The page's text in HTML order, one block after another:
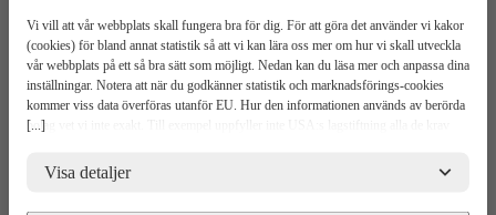
[...]
Vi vill att vår webbplats skall fungera bra för dig. För att göra det använder vi kakor
(cookies) för bland annat statistik så att vi kan lära oss mer om hur vi skall utveckla
vår webbplats på ett så bra sätt som möjligt. Nedan kan du läsa mer och anpassa dina
inställningar. Notera att när du godkänner statistik och marknadsförings-cookies
kommer viss data överföras utanför EU. Hur den informationen används av berörda
bolag vet vi inte exakt. Till exempel uppfyller inte USA:s lagstiftning alla de krav
risker för dina personuppgifter. De berörda bolagen måste lämna över uppgifter till
brottsbekämpande myndigheter i USA om de får en sådan begäran. Det kan dock
Visa detaljer
Om ToolPal
Om oss
5 enkla steg
Bli kund
Vattenrening
ToolPal To Go